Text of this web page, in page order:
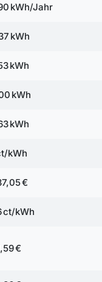
kWh/Jahr
kWh
kWh
kWh
kWh
kWh
€
ct/kWh
€